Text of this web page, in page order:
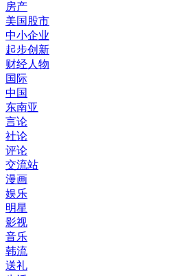
房产
美国股市
中小企业
起步创新
财经人物
国际
中国
东南亚
言论
社论
评论
交流站
漫画
娱乐
明星
影视
音乐
韩流
送礼